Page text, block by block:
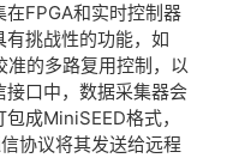
FPGA和实时控制器
有挑战性的功能，如
准的多路复用控制，以
口中，数据采集器会
成MiniSEED格式，
协议将其发送给远程